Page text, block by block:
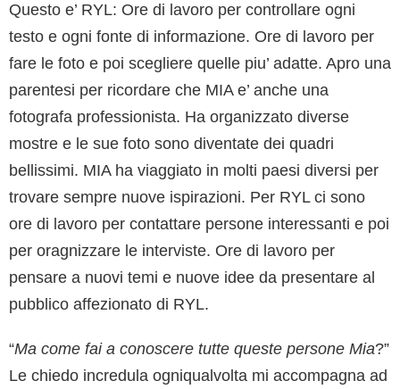
Questo e’ RYL: Ore di lavoro per controllare ogni
testo e ogni fonte di informazione. Ore di lavoro per
fare le foto e poi scegliere quelle piu’ adatte. Apro una
parentesi per ricordare che MIA e’ anche una
fotografa professionista. Ha organizzato diverse
mostre e le sue foto sono diventate dei quadri
bellissimi. MIA ha viaggiato in molti paesi diversi per
trovare sempre nuove ispirazioni. Per RYL ci sono
ore di lavoro per contattare persone interessanti e poi
per oragnizzare le interviste. Ore di lavoro per
pensare a nuovi temi e nuove idee da presentare al
pubblico affezionato di RYL.
“Ma come fai a conoscere tutte queste persone Mia?”
Le chiedo incredula ogniqualvolta mi accompagna ad